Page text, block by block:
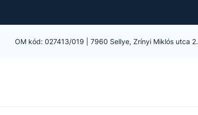
OM kód: 027413/019 7960 Sellye, Zrínyi Miklós utca 2.